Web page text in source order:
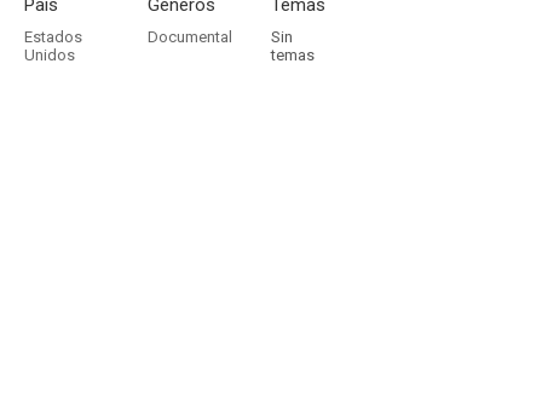
País
Estados
Unidos
Géneros
Documental
Temas
Sin
temas